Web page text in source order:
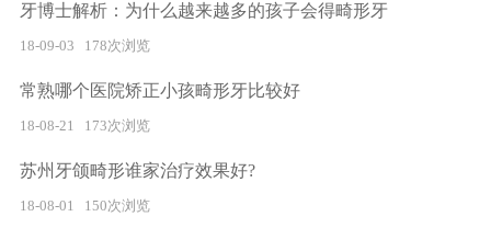
牙博士解析：为什么越来越多的孩子会得畸形牙
18-09-03 178次浏览
常熟哪个医院矫正小孩畸形牙比较好
18-08-21 173次浏览
苏州牙颌畸形谁家治疗效果好?
18-08-01 150次浏览